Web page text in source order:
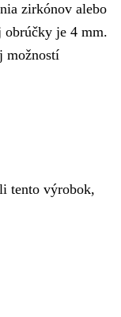
zirkónov alebo
obrúčky je 4 mm.
možností
tento výrobok,